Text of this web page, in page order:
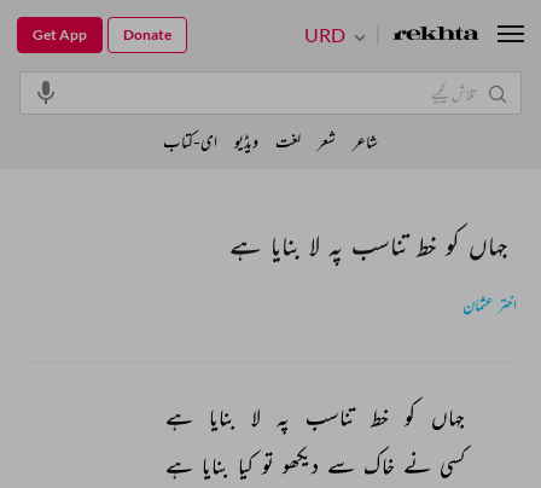
جہاں کو خط تناسب پہ لا بنایا ہے
اختر عثمان
جہاں کو خط تناسب پہ لا بنایا ہے
کسی نے خاک سے دیکھو تو کیا بنایا ہے
URD
Get App Donate
شاعر شعر لغت ویڈیو ای-کتاب